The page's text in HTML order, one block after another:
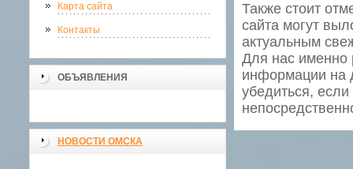
Карта сайта
Контакты
ОБЪЯВЛЕНИЯ
НОВОСТИ ОМСКА
Также стоит
сайта могут
актуальным
Для нас именно
информации на
убедиться,